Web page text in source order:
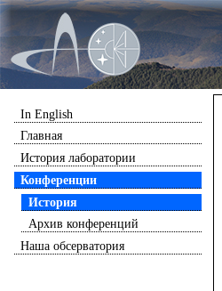
In English
Главная
История лаборатории
Конференции
История
Архив конференций
Наша обсерватория